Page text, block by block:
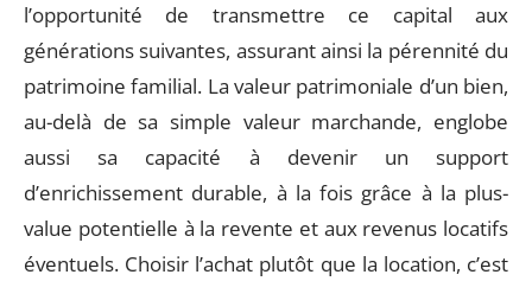
l’opportunité de transmettre ce capital aux
générations suivantes, assurant ainsi la pérennité du
patrimoine familial. La valeur patrimoniale d’un bien,
au-delà de sa simple valeur marchande, englobe
aussi sa capacité à devenir un support
d’enrichissement durable, à la fois grâce à la plus-
value potentielle à la revente et aux revenus locatifs
éventuels. Choisir l’achat plutôt que la location, c’est